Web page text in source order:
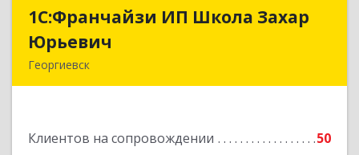
1С:Франчайзи ИП Школа Захар
Юрьевич
Георгиевск
Клиентов на сопровождении 50
1С:Франчайзи ИП Школа Захар